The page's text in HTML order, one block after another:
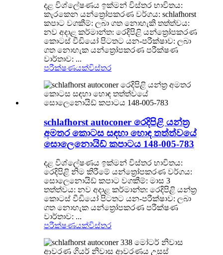
දළ විශ්ලේෂණය ඉක්මන් විස්තර භාවිතය:
කැරකෙන යන්ත්‍රෝපකරණ වර්ගය: schlafhorst
කපාට වගකීම්: ලබා ගත නොහැකි තත්ත්වය:
නව අදාළ කර්මාන්ත: රෙදිපිළි යන්ත්‍රෝපකරණ
කොටස් වීඩියෝ පිටතට යන-පරීක්ෂාව: ලබා
ගත නොහැක යන්ත්‍රෝපකරණ පරීක්ෂණ
වාර්තාව: ...
පරීක්ෂණයක්විස්තර
schlafhorst autoconer රෙදිපිළි යන්ත්‍ර
අමතර කොටස සඳහා හොඳ තත්ත්වයේ
සොලෙනොයිඩ් කපාටය 148-005-783
දළ විශ්ලේෂණය ඉක්මන් විස්තර භාවිතය:
රෙදිපිළි නිම කිරීමේ යන්ත්‍රෝපකරණ වර්ගය:
සොලෙනොයිඩ් කපාට වගකීම්: මාස 3
තත්ත්වය: නව අදාළ කර්මාන්ත: රෙදිපිළි යන්ත්‍ර
කොටස් වීඩියෝ පිටතට යන-පරීක්ෂාව: ලබා
ගත නොහැක යන්ත්‍රෝපකරණ පරීක්ෂණ
වාර්තාව: ...
පරීක්ෂණයක්විස්තර